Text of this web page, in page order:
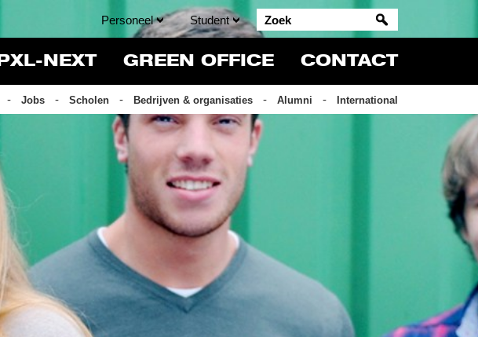
Personeel Student
PXL-NEXT GREEN OFFICE CONTACT
Jobs Scholen Bedrijven & organisaties Alumni International